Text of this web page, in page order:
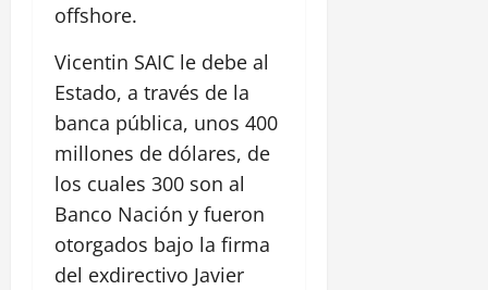
offshore.
Vicentin SAIC le debe al
Estado, a través de la
banca pública, unos 400
millones de dólares, de
los cuales 300 son al
Banco Nación y fueron
otorgados bajo la firma
del exdirectivo Javier